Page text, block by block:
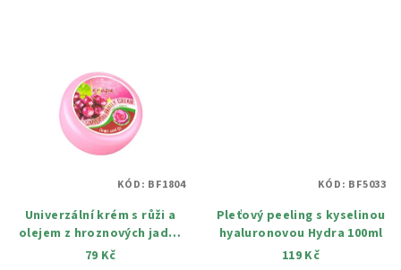
Univerzální krém s růži a
olejem z hroznových jader
100 ml
79 Kč
KÓD: BF1804
Pleťový peeling s kyselinou
hyaluronovou Hydra 100ml
119 Kč
KÓD: BF5033